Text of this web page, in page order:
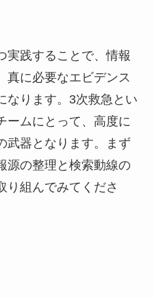
実践することで、情報
真に必要なエビデンス
なります。3次救急とい
ームにとって、高度に
武器となります。まず
源の整理と検索動線の
り組んでみてくださ